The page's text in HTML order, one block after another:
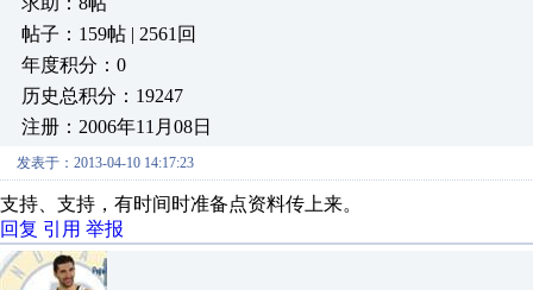
帖子：159帖 | 2561回
年度积分：0
历史总积分：19247
注册：2006年11月08日
发表于：2013-04-10 14:17:23
支持、支持，有时间时准备点资料传上来。
回复 引用 举报